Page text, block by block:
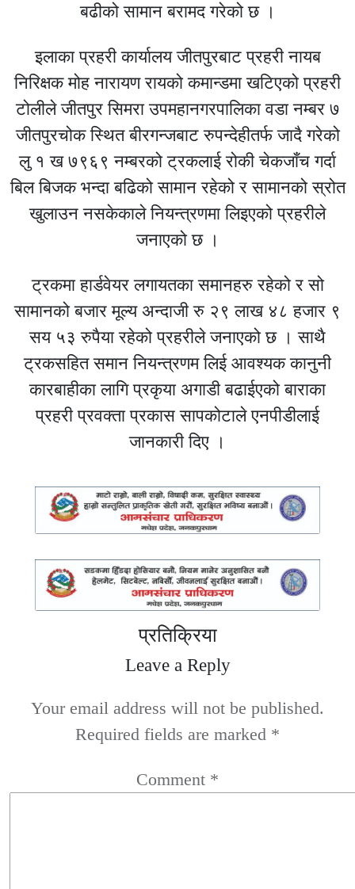
बढीको सामान बरामद गरेको छ ।
इलाका प्रहरी कार्यालय जीतपुरबाट प्रहरी नायब
निरिक्षक मोह नारायण रायको कमान्डमा खटिएको प्रहरी
टोलीले जीतपुर सिमरा उपमहानगरपालिका वडा नम्बर ७
जीतपुरचोक स्थित बीरगन्जबाट रुपन्देहीतर्फ जादै गरेको
लु १ ख ७९६९ नम्बरको ट्रकलाई रोकी चेकजाँच गर्दा
बिल बिजक भन्दा बढिको सामान रहेको र सामानको स्रोत
खुलाउन नसकेकाले नियन्त्रणमा लिइएको प्रहरीले
जनाएको छ ।
ट्रकमा हार्डवेयर लगायतका समानहरु रहेको र सो
सामानको बजार मूल्य अन्दाजी रु २९ लाख ४८ हजार ९
सय ५३ रुपैया रहेको प्रहरीले जनाएको छ । साथै
ट्रकसहित समान नियन्त्रणम लिई आवश्यक कानुनी
कारबाहीका लागि प्रकृया अगाडी बढाईएको बाराका
प्रहरी प्रवक्ता प्रकास सापकोटाले एनपीडीलाई
जानकारी दिए ।
प्रतिक्रिया
Leave a Reply
Your email address will not be published.
Required fields are marked *
Comment *